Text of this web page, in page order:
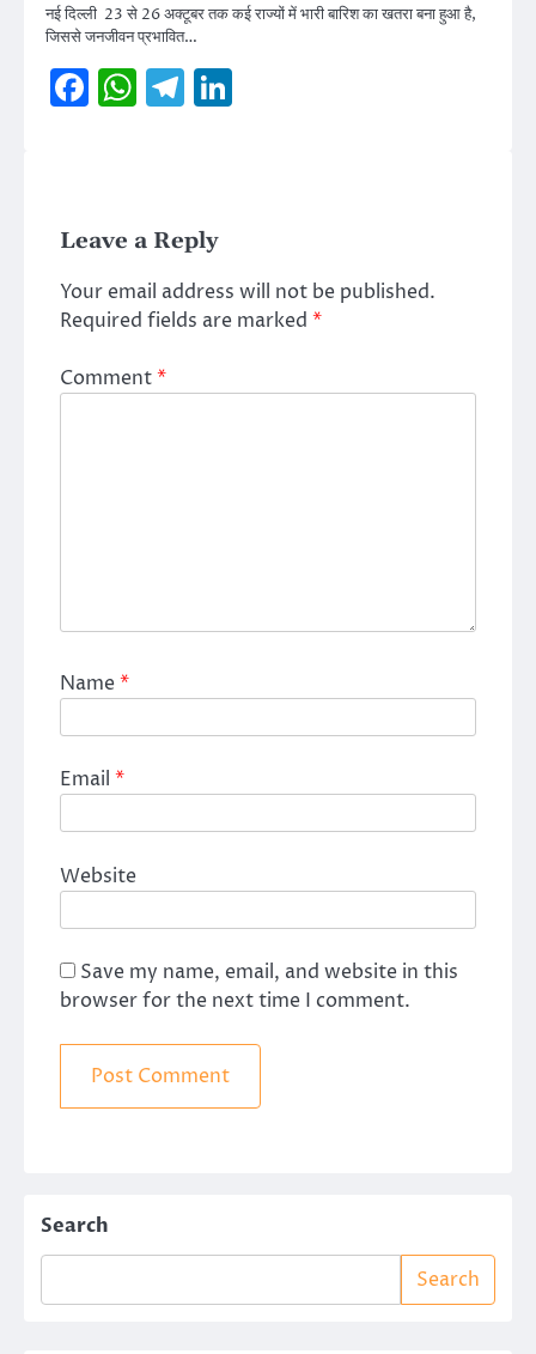
नई दिल्ली 23 से 26 अक्टूबर तक कई राज्यों में भारी बारिश का खतरा बना हुआ है,
जिससे जनजीवन प्रभावित…
Facebook
WhatsApp
Telegram
Leave a Reply
Your email address will not be published.
Required fields are marked *
Comment*
Name*
Email *
Website
Save my name, email, and website in this
browser for the next time I comment.
Search
Search